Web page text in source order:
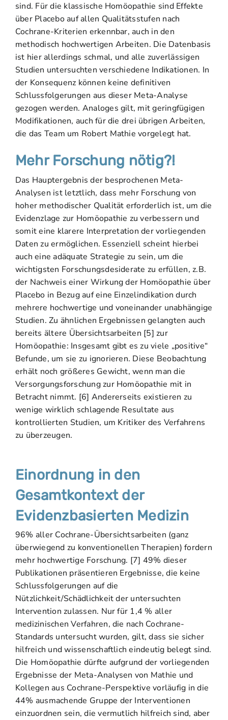
sind. Für die klassische Homöopathie sind Effekte
über Placebo auf allen Qualitätsstufen nach
Cochrane-Kriterien erkennbar, auch in den
methodisch hochwertigen Arbeiten. Die Datenbasis
ist hier allerdings schmal, und alle zuverlässigen
Studien untersuchten verschiedene Indikationen. In
der Konsequenz können keine definitiven
Schlussfolgerungen aus dieser Meta-Analyse
gezogen werden. Analoges gilt, mit geringfügigen
Modifikationen, auch für die drei übrigen Arbeiten,
die das Team um Robert Mathie vorgelegt hat.
Mehr Forschung nötig?!
Das Hauptergebnis der besprochenen Meta-
Analysen ist letztlich, dass mehr Forschung von
hoher methodischer Qualität erforderlich ist, um die
Evidenzlage zur Homöopathie zu verbessern und
somit eine klarere Interpretation der vorliegenden
Daten zu ermöglichen. Essenziell scheint hierbei
auch eine adäquate Strategie zu sein, um die
wichtigsten Forschungsdesiderate zu erfüllen, z.B.
der Nachweis einer Wirkung der Homöopathie über
Placebo in Bezug auf eine Einzelindikation durch
mehrere hochwertige und voneinander unabhängige
Studien. Zu ähnlichen Ergebnissen gelangten auch
bereits ältere Übersichtsarbeiten [5] zur
Homöopathie: Insgesamt gibt es zu viele „positive“
Befunde, um sie zu ignorieren. Diese Beobachtung
erhält noch größeres Gewicht, wenn man die
Versorgungsforschung zur Homöopathie mit in
Betracht nimmt. [6] Andererseits existieren zu
wenige wirklich schlagende Resultate aus
kontrollierten Studien, um Kritiker des Verfahrens
zu überzeugen.
Einordnung in den
Gesamtkontext der
Evidenzbasierten Medizin
96% aller Cochrane-Übersichtsarbeiten (ganz
überwiegend zu konventionellen Therapien) fordern
mehr hochwertige Forschung. [7] 49% dieser
Publikationen präsentieren Ergebnisse, die keine
Schlussfolgerungen auf die
Nützlichkeit/Schädlichkeit der untersuchten
Intervention zulassen. Nur für 1,4 % aller
medizinischen Verfahren, die nach Cochrane-
Standards untersucht wurden, gilt, dass sie sicher
hilfreich und wissenschaftlich eindeutig belegt sind.
Die Homöopathie dürfte aufgrund der vorliegenden
Ergebnisse der Meta-Analysen von Mathie und
Kollegen aus Cochrane-Perspektive vorläufig in die
44% ausmachende Gruppe der Interventionen
einzuordnen sein, die vermutlich hilfreich sind, aber